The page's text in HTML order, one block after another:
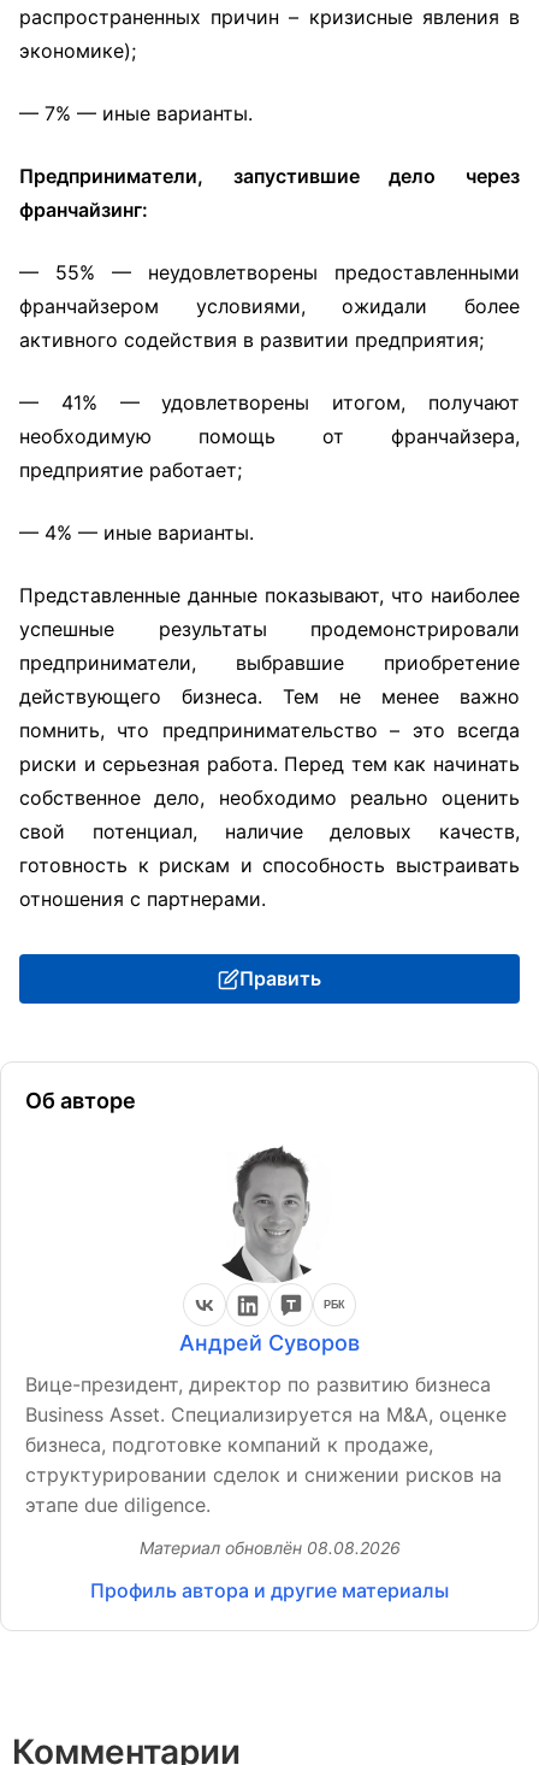
распространенных причин – кризисные явления в
экономике);
— 7% — иные варианты.
Предприниматели, запустившие дело через
франчайзинг:
— 55% — неудовлетворены предоставленными
франчайзером условиями, ожидали более
активного содействия в развитии предприятия;
— 41% — удовлетворены итогом, получают
необходимую помощь от франчайзера,
предприятие работает;
— 4% — иные варианты.
Представленные данные показывают, что наиболее
успешные результаты продемонстрировали
предприниматели, выбравшие приобретение
действующего бизнеса. Тем не менее важно
помнить, что предпринимательство – это всегда
риски и серьезная работа. Перед тем как начинать
собственное дело, необходимо реально оценить
свой потенциал, наличие деловых качеств,
готовность к рискам и способность выстраивать
отношения с партнерами.
Править
Об авторе
ВКонтакте
LinkedInTenChat
РБК
РБК Компании
Андрей Суворов
Вице-президент, директор по развитию бизнеса
Business Asset. Специализируется на M&A, оценке
бизнеса, подготовке компаний к продаже,
структурировании сделок и снижении рисков на
этапе due diligence.
Материал обновлён 08.08.2026
Профиль автора и другие материалы
Комментарии